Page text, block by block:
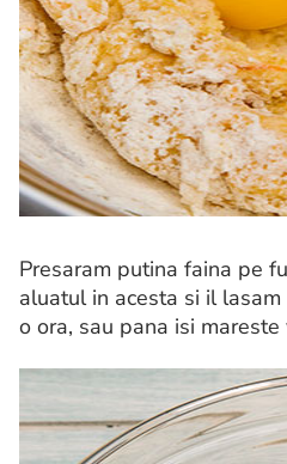
Presaram putina faina pe
aluatul in acesta si il
o ora, sau pana isi